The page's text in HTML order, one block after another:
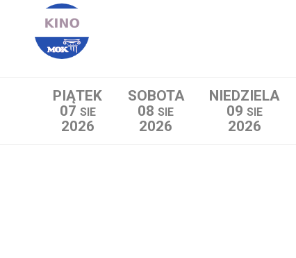
PIĄTEK
07 SIE
2026
SOBOTA
08 SIE
2026
NIEDZIELA
09 SIE
2026